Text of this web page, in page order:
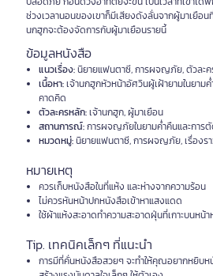
ช่วงเวลานอนของเขาก็มีเสียงดังลั่นจากผู้มาเยือ
นกฮูกจะต้องจัดการกับผู้มาเยือนรายนี้
ข้อมูลหนังสือ
แนวเรื่อง:นิยายแฟนตาซี, การผจญภัย, ตัวละ
เนื้อหา:เจ้านกฮูกหัวหน้าอัศวินผู้เฝ้ายามในยา
คาดคิด
ตัวละครหลัก:เจ้านกฮูก, ผู้มาเยือน
สถานการณ์:การผจญภัยในยามค่ำคืนและการ
หมวดหมู่:นิยายแฟนตาซี, การผจญภัย, เรื่องร
หมายเหตุ
ควรเก็บหนังสือในที่แห้ง และห่างจากความร้อน
ไม่ควรหันหน้าปกหนังสือเข้าหาแสงแดด
ใช้ผ้าแห้งสะอาดทำความสะอาดฝุ่นที่เกาะบนหน้
Tip. เทคนิคเล็กๆ ที่แนะนำ
การมีที่คั่นหนังสือสวยๆ จะทำให้คุณอยากหยิบ